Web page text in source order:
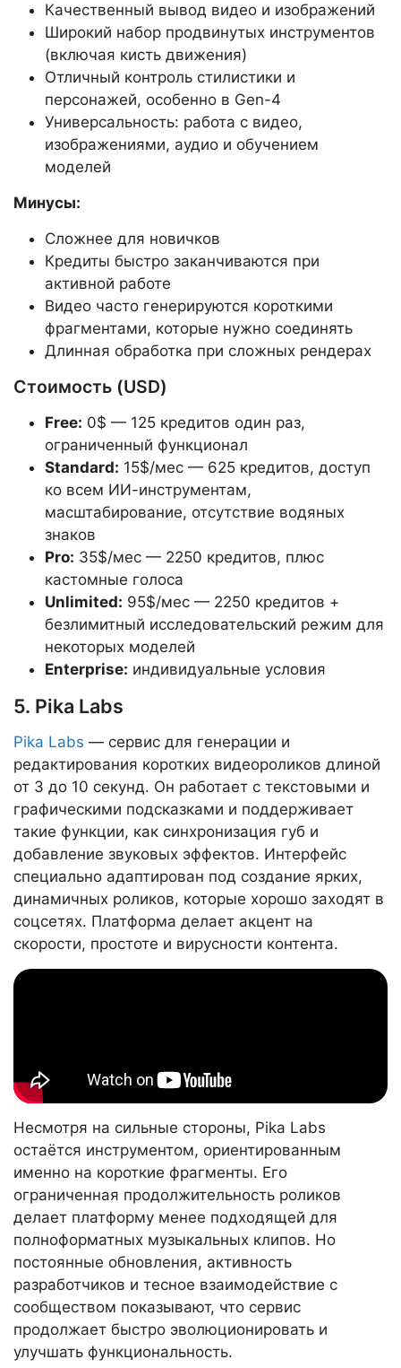
Качественный вывод видео и изображений
Широкий набор продвинутых инструментов
(включая кисть движения)
Отличный контроль стилистики и
персонажей, особенно в Gen-4
Универсальность: работа с видео,
изображениями, аудио и обучением
моделей
Минусы:
Сложнее для новичков
Кредиты быстро заканчиваются при
активной работе
Видео часто генерируются короткими
фрагментами, которые нужно соединять
Длинная обработка при сложных рендерах
Стоимость (USD)
Free: 0$ — 125 кредитов один раз,
ограниченный функционал
Standard: 15$/мес — 625 кредитов, доступ
ко всем ИИ-инструментам,
масштабирование, отсутствие водяных
знаков
Pro: 35$/мес — 2250 кредитов, плюс
кастомные голоса
Unlimited: 95$/мес — 2250 кредитов +
безлимитный исследовательский режим для
некоторых моделей
Enterprise: индивидуальные условия
5. Pika Labs
Pika Labs — сервис для генерации и
редактирования коротких видеороликов длиной
от 3 до 10 секунд. Он работает с текстовыми и
графическими подсказками и поддерживает
такие функции, как синхронизация губ и
добавление звуковых эффектов. Интерфейс
специально адаптирован под создание ярких,
динамичных роликов, которые хорошо заходят в
соцсетях. Платформа делает акцент на
скорости, простоте и вирусности контента.
Несмотря на сильные стороны, Pika Labs
остаётся инструментом, ориентированным
именно на короткие фрагменты. Его
ограниченная продолжительность роликов
делает платформу менее подходящей для
полноформатных музыкальных клипов. Но
постоянные обновления, активность
разработчиков и тесное взаимодействие с
сообществом показывают, что сервис
продолжает быстро эволюционировать и
улучшать функциональность.